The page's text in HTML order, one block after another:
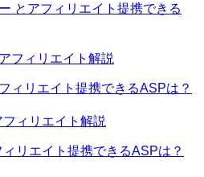
とアフィリエイト提携できる
ィリエイト提携できるASPは？
リエイト提携できるASPは？